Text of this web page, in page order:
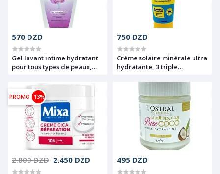
570 DZD
Gel lavant intime hydratant
pour tous types de peaux,
physiologique, Douceur,
Lady Fresh, 250 ml
750 DZD
Crème solaire minérale ultra
hydratante, 3 triple
Proderma, 200ml
PROMO 13%
2.800 DZD 2.450 DZD 495 DZD